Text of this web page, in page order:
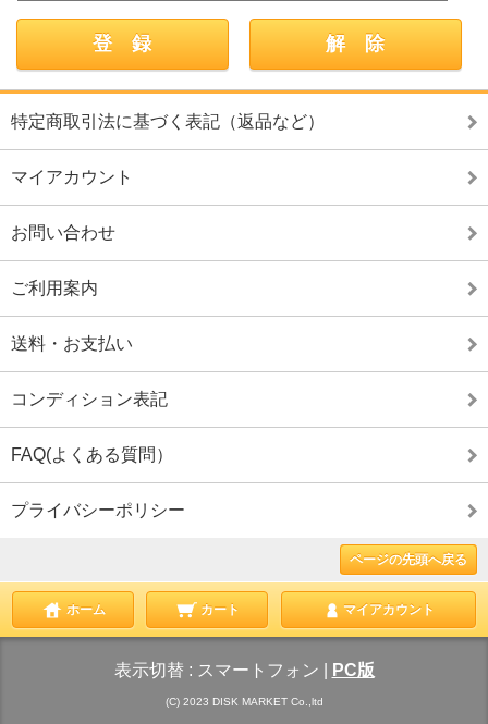
特定商取引法に基づく表記（返品など）
マイアカウント
お問い合わせ
ご利用案内
送料・お支払い
コンディション表記
FAQ(よくある質問）
プライバシーポリシー
ページの先頭へ戻る
ホーム カート マイアカウント
表示切替 : スマートフォン PC版
(C) 2023 DISK MARKET Co.,ltd